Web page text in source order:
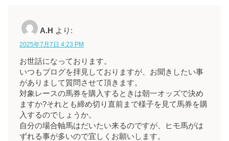
A.H より:
2025年7月7日 4:23 PM
お世話になっております。
いつもブログを拝見しておりますが、お聞きしたい事
がありまして質問させて頂きます。
対象レースの馬券を購入するときは朝一オッズで決め
ますか?それとも締め切り直前まで様子を見て馬券を購
入するのでしょうか。
自分の場合軸馬はだいたい来るのですが、ヒモ馬がは
ずれる事が多いので宜しくお願いします。